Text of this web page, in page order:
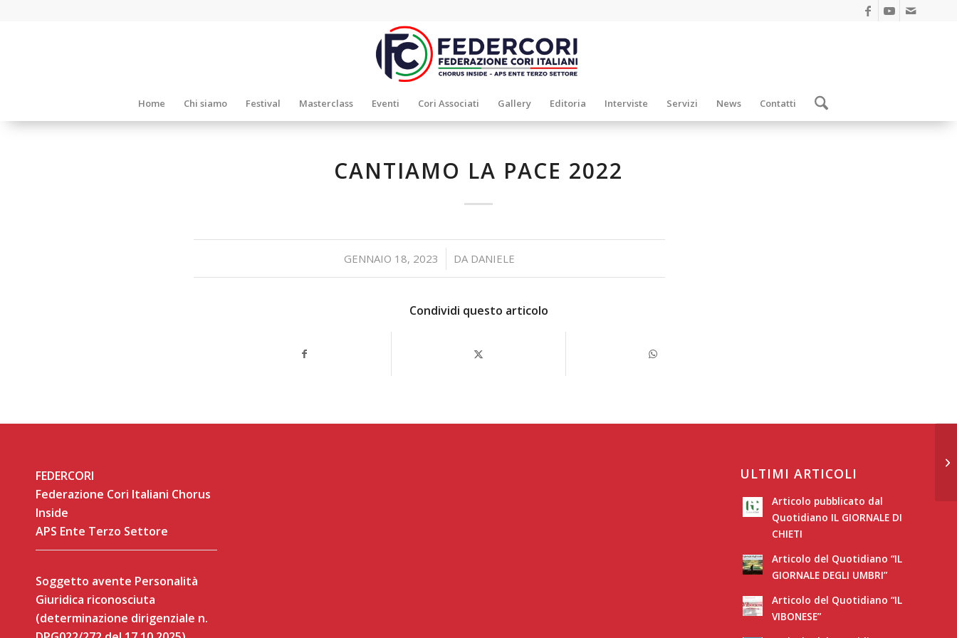
Home Chi siamo Festival Masterclass Eventi Cori Associati Gallery Editoria Interviste Servizi News Contatti
CANTIAMO LA PACE 2022
GENNAIO 18, 2023
/ DA DANIELE
Condividi questo articolo
FEDERCORI
Federazione Cori Italiani Chorus
Inside
APS Ente Terzo Settore
Soggetto avente Personalità
Giuridica riconosciuta
(determinazione dirigenziale n.
ULTIMI ARTICOLI
Articolo pubblicato dal
Quotidiano IL GIORNALE DI
CHIETI
Articolo del Quotidiano “IL
GIORNALE DEGLI UMBRI”
Articolo del Quotidiano “IL
VIBONESE”